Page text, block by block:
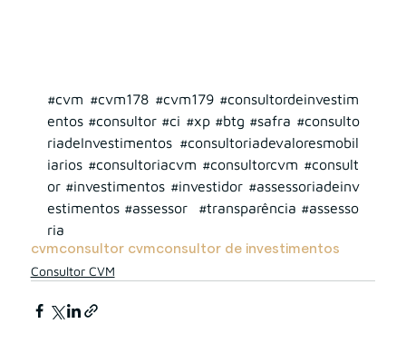
#cvm #cvm178 #cvm179 #consultordeinvestim
entos #consultor #ci #xp #btg #safra #consulto
riadeInvestimentos #consultoriadevaloresmobil
iarios #consultoriacvm #consultorcvm #consult
or #investimentos #investidor #assessoriadeinv
estimentos #assessor #transparência #assesso
ria
cvmconsultor cvmconsultor de investimentos
Consultor CVM